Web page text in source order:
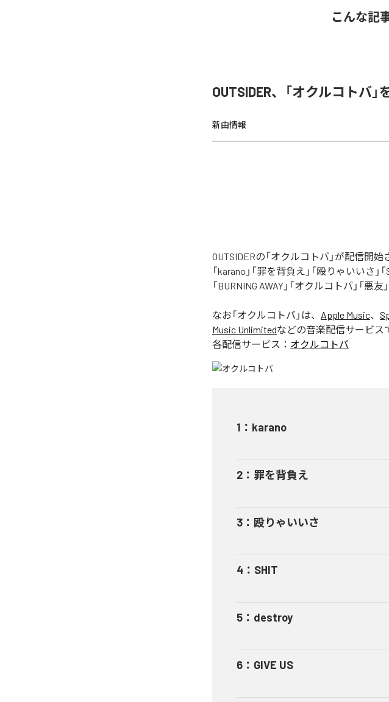
こんな記
OUTSIDER、「オクルコトバ
新曲情報
OUTSIDERの「オクルコトバ」が配信開
「karano」「罪を背負え」「殴りゃいいさ」「
「BURNING AWAY」「オクルコトバ」「悪
なお「オクルコトバ 」は、 Apple Music、
Music Unlimitedなどの音楽配信サービス
各配信サービス： オクルコトバ
1 ： karano
2 ： 罪を背負え
3 ： 殴りゃいいさ
4 ： SHIT
5 ： destroy
6 ： GIVE US